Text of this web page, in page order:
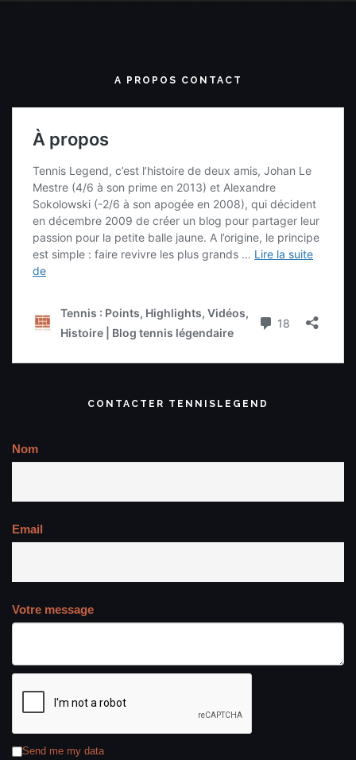
A PROPOS CONTACT
CONTACTER TENNISLEGEND
Nom
Email
Votre message
Send me my data